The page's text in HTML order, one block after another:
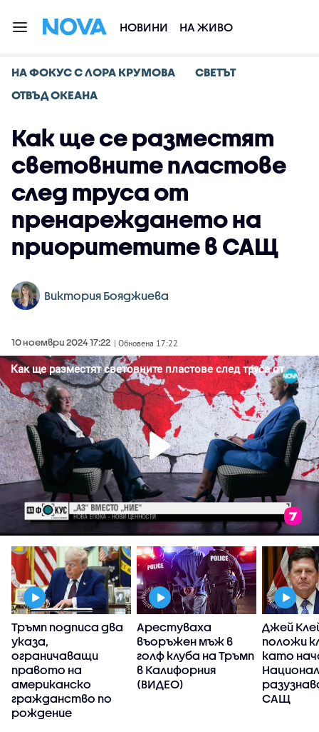
НОВИНИ НА ЖИВО
НА ФОКУС С ЛОРА КРУМОВА
СВЕТЪТ
ОТВЪД ОКЕАНА
Как ще се разместят
световните пластове
след труса от
пренареждането на
приоритетите в САЩ
Виктория Бояджиева
10 ноември 2024 17:22 | Обновена 17:22
Тръмп подписа два
указа,
ограничаващи
правото на
американско
гражданство по
рождение
Арестуваха
въоръжен мъж в
голф клуба на Тръмп
в Калифорния
(ВИДЕО)
Джей
положи
като
САЩ